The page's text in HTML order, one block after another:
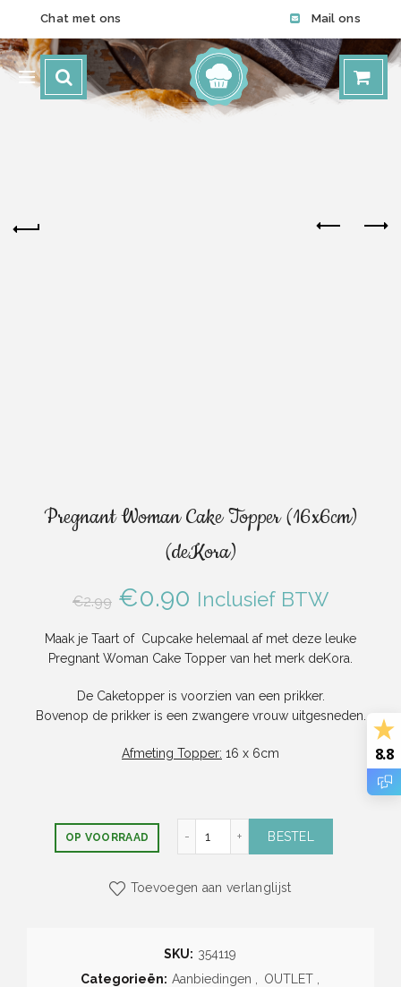
Chat met ons Mail ons
Pregnant Woman Cake Topper (16x6cm)
(deKora)
€2.99 Oorspronkelijke
prijs
€2.99.
€0.90 Huidige
prijs
is:
€0.90.
Inclusief BTW
Maak je Taart of Cupcake helemaal af met deze leuke
Pregnant Woman Cake Topper van het merk deKora.
De Caketopper is voorzien van een prikker.
Bovenop de prikker is een zwangere vrouw uitgesneden.
Afmeting Topper: 16 x 6cm
OP VOORRAAD BESTEL
Toevoegen aan verlanglijst
SKU: 354119
Categorieën: Aanbiedingen OUTLET
8.8